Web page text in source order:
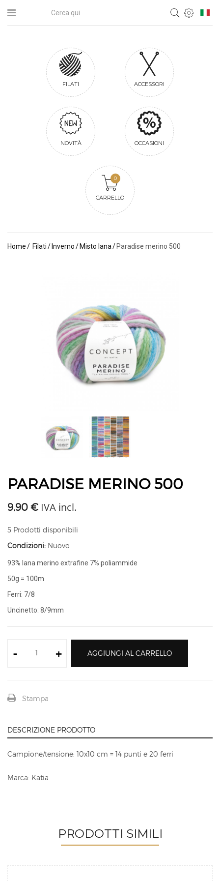
FILATI ACCESSORI
NOVITÀ OCCASIONI
CARRELLO
0
Home Filati Inverno Misto lana Paradise merino 500
PARADISE MERINO 500
9,90 € IVA incl.
5 Prodotti disponibili
Condizioni: Nuovo
93% lana merino extrafine 7% poliammide
50g = 100m
Ferri: 7/8
Uncinetto: 8/9mm
- + AGGIUNGI AL CARRELLO
Stampa
DESCRIZIONE PRODOTTO
Campione/tensione: 10x10 cm = 14 punti e 20 ferri
Marca: Katia
PRODOTTI SIMILI